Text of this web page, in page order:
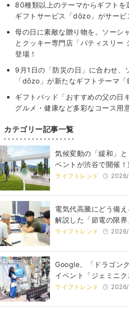
80種類以上のテーマからギフト
ギフトサービス「dōzo」がサービ
母の日に素敵な贈り物を。ソーシ
とクッキー専門店「パティスリー
登場！
9月1日の「防災の日」に合わせ、
「dōzo」が新たなギフトテーマ
ギフトパッド「おすすめの父の日
グルメ・健康など多彩なコース用
カテゴリー記事一覧
気候変動の「緩和」
ベントが渋谷で開催
ライフトレンド
電気代高騰にどう備
解説した「節電の限
ライフトレンド
Google、「ドラゴン
イベント「ジェミニ
ライフトレンド